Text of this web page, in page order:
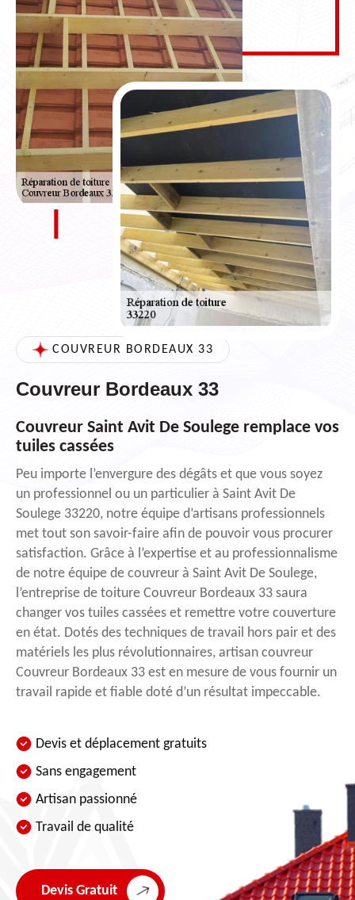
COUVREUR BORDEAUX 33
Couvreur Bordeaux 33
Couvreur Saint Avit De Soulege remplace vos
tuiles cassées
Peu importe l’envergure des dégâts et que vous soyez
un professionnel ou un particulier à Saint Avit De
Soulege 33220, notre équipe d’artisans professionnels
met tout son savoir-faire afin de pouvoir vous procurer
satisfaction. Grâce à l’expertise et au professionnalisme
de notre équipe de couvreur à Saint Avit De Soulege,
l’entreprise de toiture Couvreur Bordeaux 33 saura
changer vos tuiles cassées et remettre votre couverture
en état. Dotés des techniques de travail hors pair et des
matériels les plus révolutionnaires, artisan couvreur
Couvreur Bordeaux 33 est en mesure de vous fournir un
travail rapide et fiable doté d’un résultat impeccable.
Devis et déplacement gratuits
Sans engagement
Artisan passionné
Travail de qualité
Devis Gratuit